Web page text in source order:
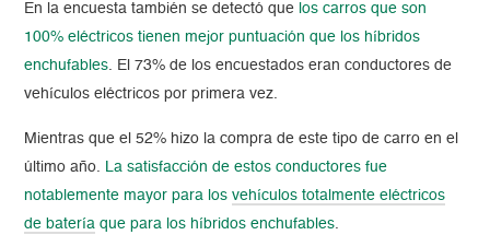
En la encuesta también se detectó que los carros que son
100% eléctricos tienen mejor puntuación que los híbridos
enchufables. El 73% de los encuestados eran conductores de
vehículos eléctricos por primera vez.
Mientras que el 52% hizo la compra de este tipo de carro en el
último año. La satisfacción de estos conductores fue
notablemente mayor para losvehículos totalmente eléctricos
de batería que para los híbridos enchufables.